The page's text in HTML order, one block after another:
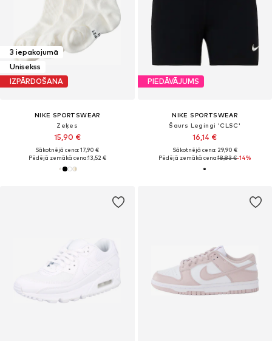
3 iepakojumā
Unisekss
IZPĀRDOŠANA
NIKE SPORTSWEAR
Zeķes
15,90 €
Sākotnējā cena: 17,90 €
Pēdējā zemākā cena:13,52 €
PIEDĀVĀJUMS
NIKE SPORTSWEAR
Šaurs Legingi 'CLSC'
16,14 €
Sākotnējā cena: 29,90 €
Pēdējā zemākā cena:18,83 €-14%